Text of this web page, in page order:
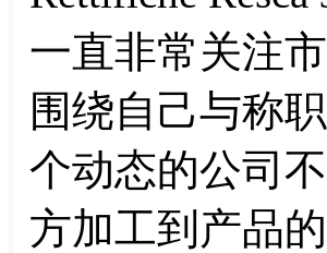
一直非常关注
围绕自己与称
个动态的公司
方加工到产品